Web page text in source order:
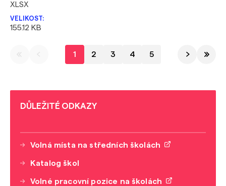
XLSX
155.12 KB
1 2 3 4 5
DŮLEŽITÉ ODKAZY
Volná místa na středních školách
Katalog škol
Volné pracovní pozice na školách